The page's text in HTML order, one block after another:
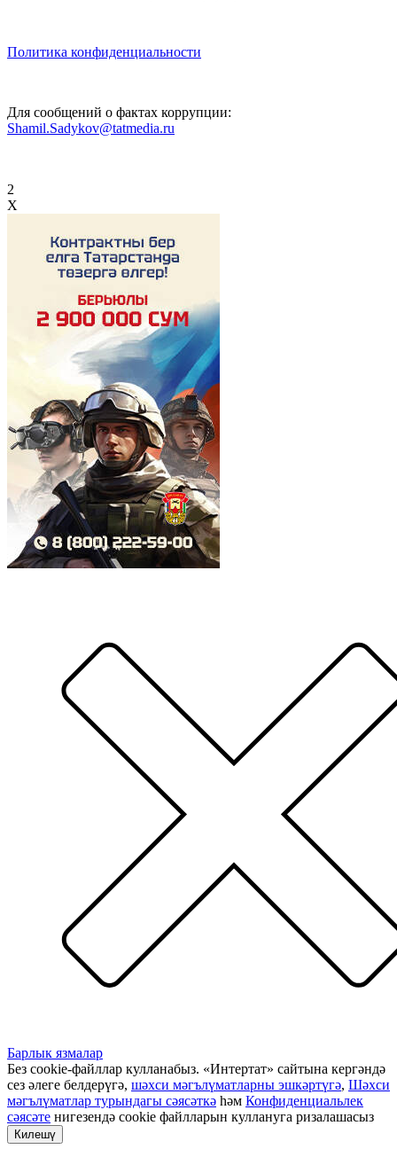
Политика конфиденциальности
Для сообщений о фактах коррупции:
Shamil.Sadykov@tatmedia.ru
2
X
Барлык язмалар
Без cookie-файллар кулланабыз. «Интертат» сайтына кергәндә
сез әлеге белдерүгә, шәхси мәгълүматларны эшкәртүгә, Шәхси
мәгълүматлар турындагы сәясәткә һәм Конфиденциальлек
сәясәте нигезендә cookie файлларын куллануга ризалашасыз
Килешү